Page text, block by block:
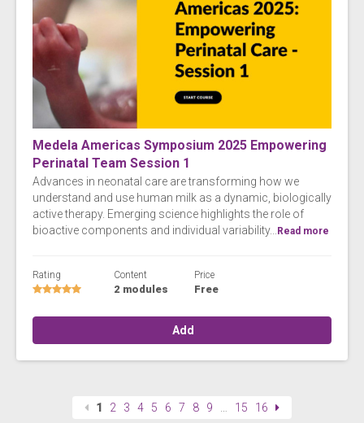
Medela Americas Symposium 2025 Empowering
Perinatal Team Session 1
Advances in neonatal care are transforming how we
understand and use human milk as a dynamic, biologically
active therapy. Emerging science highlights the role of
bioactive components and individual variability...
Read more
Rating Content
2 modules
Price
Free
Add
1 2 3 4 5 6 7 8 9 15 16